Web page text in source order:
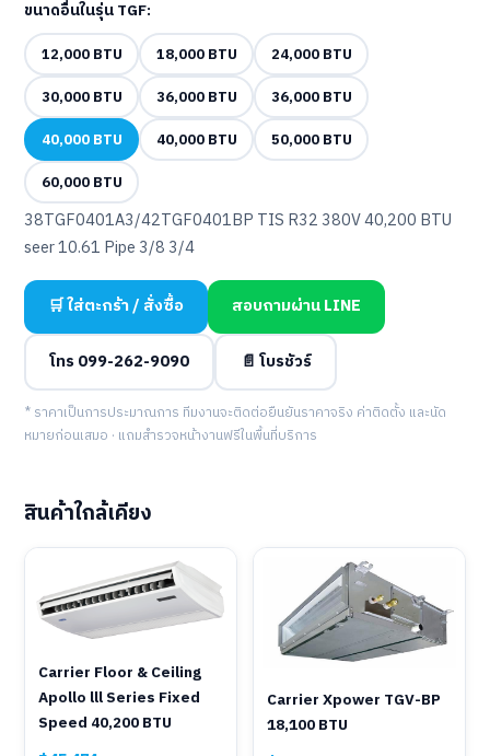
ขนาดอื่นในรุ่น TGF:
12,000 BTU
18,000 BTU
24,000 BTU
30,000 BTU
36,000 BTU
36,000 BTU
40,000 BTU
40,000 BTU
50,000 BTU
60,000 BTU
38TGF0401A3/42TGF0401BP TIS R32 380V 40,200 BTU
seer 10.61 Pipe 3/8 3/4
🛒 ใส่ตะกร้า / สั่งซื้อ สอบถามผ่าน LINE
โทร 099-262-9090 📄 โบรชัวร์
* ราคาเป็นการประมาณการ ทีมงานจะติดต่อยืนยันราคาจริง ค่าติดตั้ง และนัด
หมายก่อนเสมอ · แถมสำรวจหน้างานฟรีในพื้นที่บริการ
สินค้าใกล้เคียง
Carrier Floor & Ceiling
Apollo lll Series Fixed
Speed 40,200 BTU
Carrier Xpower TGV-BP
18,100 BTU